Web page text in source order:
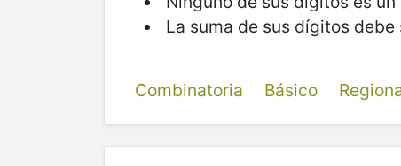
La suma de sus dígitos debe
Combinatoria Básico